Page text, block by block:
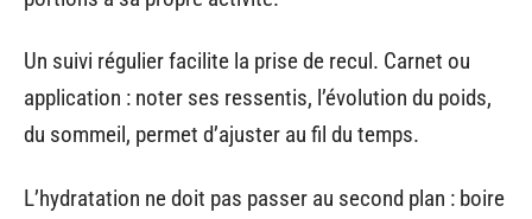
Un suivi régulier facilite la prise de recul. Carnet ou
application : noter ses ressentis, l’évolution du poids,
du sommeil, permet d’ajuster au fil du temps.
L’hydratation ne doit pas passer au second plan : boire